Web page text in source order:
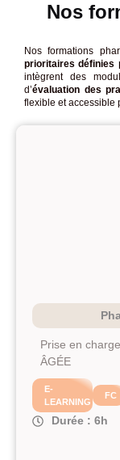
Nos
Nos formations
prioritaires définies
intègrent des
d’évaluation des
flexible et accessible
Prise en
ÂGÉE
E-
LEARNING
FC
Durée : 6h